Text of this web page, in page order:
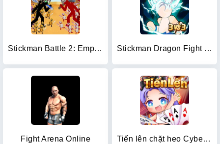
Stickman Battle 2: Empires War Stickman Dragon Fight - Super
Fight Arena Online Tiến lên chặt heo Cybernetic